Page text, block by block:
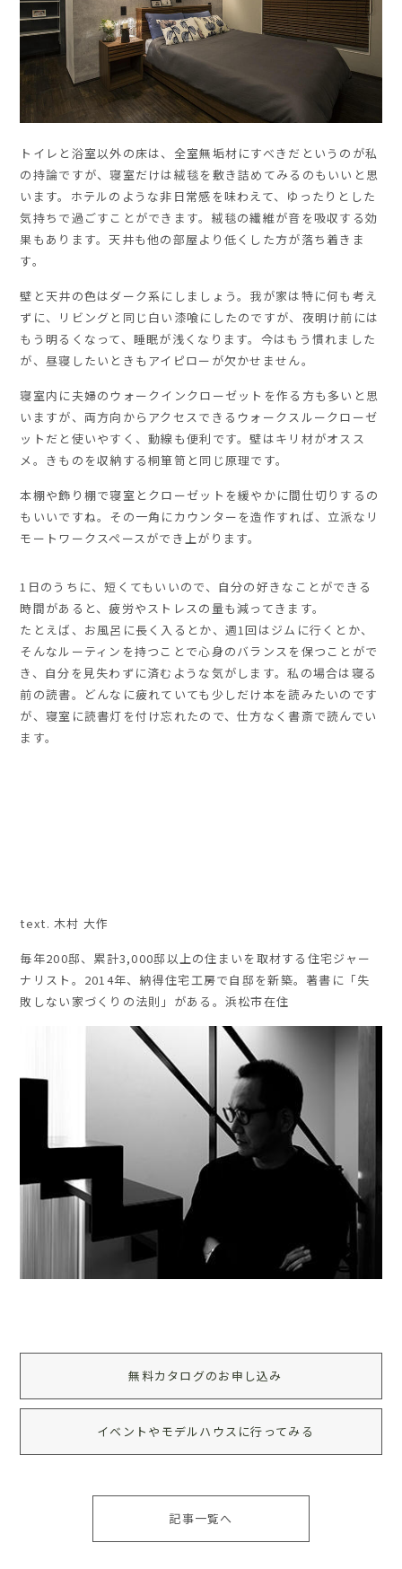
トイレと浴室以外の床は、全室無垢材にすべきだというのが私
の持論ですが、寝室だけは絨毯を敷き詰めてみるのもいいと思
います。ホテルのような非日常感を味わえて、ゆったりとした
気持ちで過ごすことができます。絨毯の繊維が音を吸収する効
果もあります。天井も他の部屋より低くした方が落ち着きま
す。
壁と天井の色はダーク系にしましょう。我が家は特に何も考え
ずに、リビングと同じ白い漆喰にしたのですが、夜明け前には
もう明るくなって、睡眠が浅くなります。今はもう慣れました
が、昼寝したいときもアイピローが欠かせません。
寝室内に夫婦のウォークインクローゼットを作る方も多いと思
いますが、両方向からアクセスできるウォークスルークローゼ
ットだと使いやすく、動線も便利です。壁はキリ材がオスス
メ。きものを収納する桐箪笥と同じ原理です。
本棚や飾り棚で寝室とクローゼットを緩やかに間仕切りするの
もいいですね。その一角にカウンターを造作すれば、立派なリ
モートワークスペースができ上がります。
1日のうちに、短くてもいいので、自分の好きなことができる
時間があると、疲労やストレスの量も減ってきます。
たとえば、お風呂に長く入るとか、週1回はジムに行くとか、
そんなルーティンを持つことで心身のバランスを保つことがで
き、自分を見失わずに済むような気がします。私の場合は寝る
前の読書。どんなに疲れていても少しだけ本を読みたいのです
が、寝室に読書灯を付け忘れたので、仕方なく書斎で読んでい
ます。
text. 木村 大作
毎年200邸、累計3,000邸以上の住まいを取材する住宅ジャー
ナリスト。 2014年、納得住宅工房で自邸を新築。著書に「失
敗しない家づくりの法則」がある。浜松市在住
無料カタログのお申し込み
イベントやモデルハウスに行ってみる
記事一覧へ